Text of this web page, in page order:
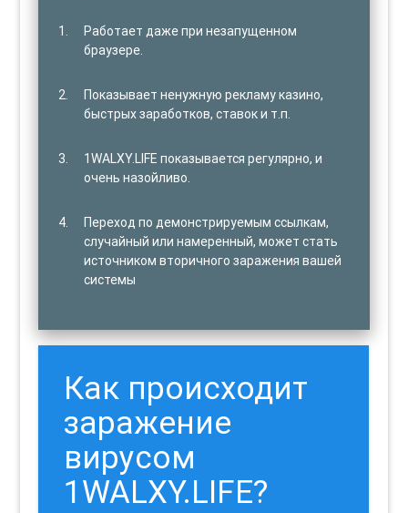
Работает даже при незапущенном
браузере.
Показывает ненужную рекламу казино,
быстрых заработков, ставок и т.п.
1WALXY.LIFE показывается регулярно, и
очень назойливо.
Переход по демонстрируемым ссылкам,
случайный или намеренный, может стать
источником вторичного заражения вашей
системы
Как происходит
заражение
вирусом
1WALXY.LIFE?